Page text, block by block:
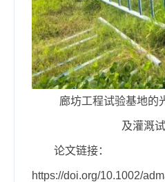
廊坊工程试验基地的
及灌溉
论文链接：
https://doi.org/10.1002/